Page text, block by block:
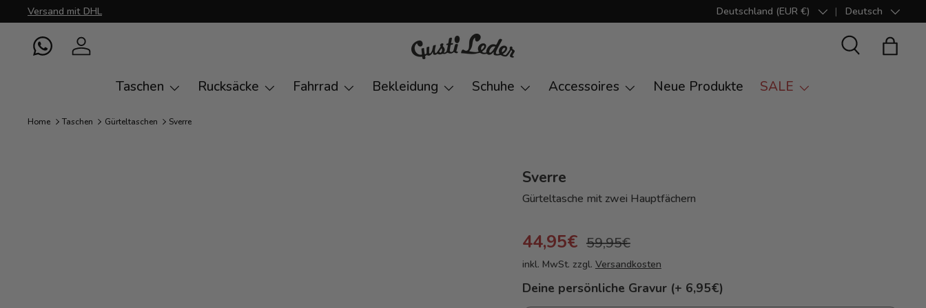
Direkt zum Inhalt
Versand mit DHL Land/Region
Deutschland (EUR €) SpracheDeutsch
WhatsAppEinloggen Suche
Taschen Rucksäcke Fahrrad Bekleidung Schuhe Accessoires Neue Produkte SALE
Home Taschen Gürteltaschen Sverre
Sverre
Gürteltasche mit zwei Hauptfächern
44,95€ 59,95€
inkl. MwSt. zzgl. Versandkosten
Deine persönliche Gravur (+ 6,95€)